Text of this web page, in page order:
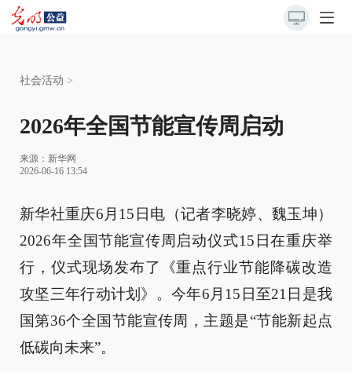
社会活动 >
2026年全国节能宣传周启动
来源： 新华网
2026-06-16 13:54
新华社重庆6月15日电（记者李晓婷、魏玉坤）
2026年全国节能宣传周启动仪式15日在重庆举
行，仪式现场发布了《重点行业节能降碳改造
攻坚三年行动计划》。今年6月15日至21日是我
国第36个全国节能宣传周，主题是“节能新起点
低碳向未来”。